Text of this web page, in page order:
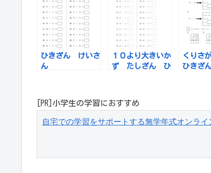
ひきざん けいさ
ん
１０より大きいか
ず たしざん ひ
くりさ
ひきざ
[PR]小学生の学習におすすめ
自宅での学習をサポートする無学年式オンライ